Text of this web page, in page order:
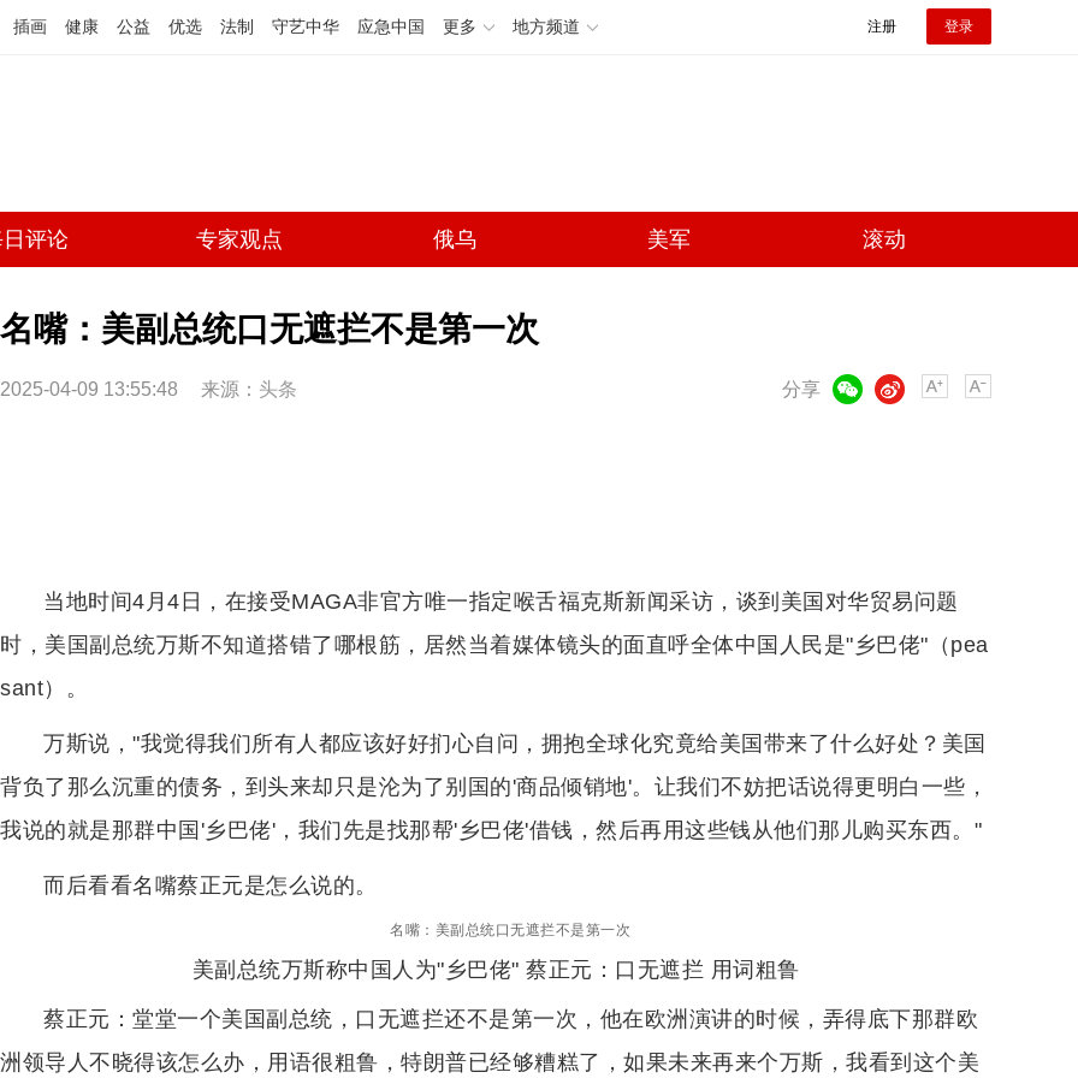
插画 健康 公益 优选 法制 守艺中华 应急中国 更多 地方频道 注册 登录
评论 专家观点 俄乌 美军 滚动
名嘴：美副总统口无遮拦不是第一次
2025-04-09 13:55:48 来源： 头条 分享
微博
当地时间4月4日，在接受MAGA非官方唯一指定喉舌福克斯新闻采访，谈到美国对华贸易问题
时，美国副总统万斯不知道搭错了哪根筋，居然当着媒体镜头的面直呼全体中国人民是"乡巴佬"（pea
sant）。
万斯说，"我觉得我们所有人都应该好好扪心自问，拥抱全球化究竟给美国带来了什么好处？美国
背负了那么沉重的债务，到头来却只是沦为了别国的'商品倾销地'。让我们不妨把话说得更明白一些，
我说的就是那群中国'乡巴佬'，我们先是找那帮'乡巴佬'借钱，然后再用这些钱从他们那儿购买东西。"
而后看看名嘴蔡正元是怎么说的。
名嘴：美副总统口无遮拦不是第一次
美副总统万斯称中国人为"乡巴佬" 蔡正元：口无遮拦 用词粗鲁
蔡正元：堂堂一个美国副总统，口无遮拦还不是第一次，他在欧洲演讲的时候，弄得底下那群欧
洲领导人不晓得该怎么办，用语很粗鲁，特朗普已经够糟糕了，如果未来再来个万斯，我看到这个美